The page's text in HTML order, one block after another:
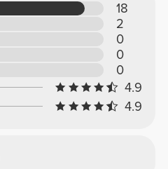
18
2
0
0
0
4.9
4.9